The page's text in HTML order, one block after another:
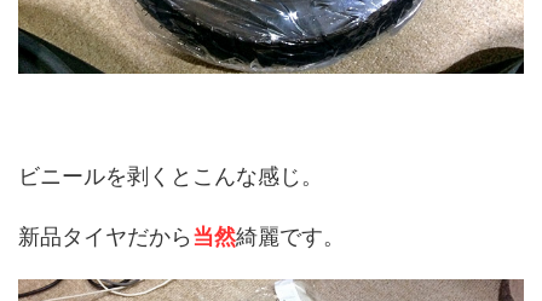
ビニールを剥くとこんな感じ。
新品タイヤだから当然綺麗です。